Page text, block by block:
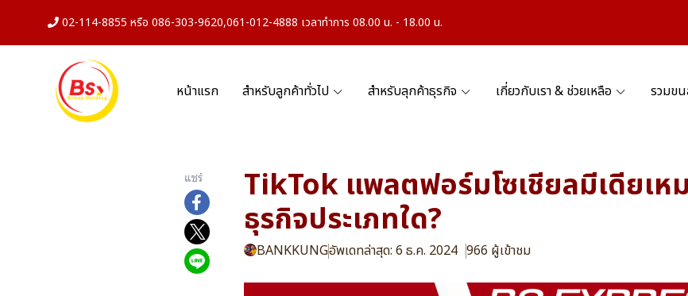
02-114-8855 หรือ 086-303-9620,061-012-4888 เวลาทำการ 08.00 น. - 18.00 น.
หน้าแรก สำหรับลูกค้าทั่วไป สำหรับลุกค้าธุรกิจ เกี่ยวกับเรา & ช่วยเหลือ รวมข
แชร์ TikTok แพลตฟอร์มโซเชียลมีเดียเห
ธุรกิจประเภทใด?
BANKKUNGอัพเดทล่าสุด: 6 ธ.ค. 2024 966 ผู้เข้าชม